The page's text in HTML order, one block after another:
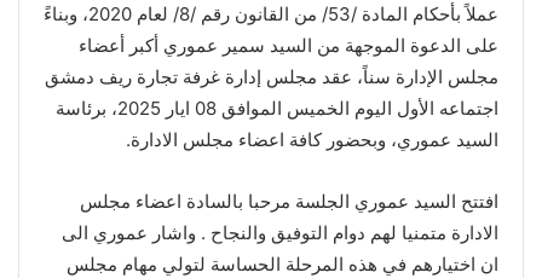
عملاً بأحكام المادة /53/ من القانون رقم /8/ لعام 2020، وبناءً
على الدعوة الموجهة من السيد سمير عموري أكبر أعضاء
مجلس الإدارة سناً، عقد مجلس إدارة غرفة تجارة ريف دمشق
اجتماعه الأول اليوم الخميس الموافق 08 ايار 2025، برئاسة
السيد عموري، وبحضور كافة اعضاء مجلس الادارة.
افتتح السيد عموري الجلسة مرحبا بالسادة اعضاء مجلس
الادارة متمنيا لهم دوام التوفيق والنجاح . واشار عموري الى
ان اختيارهم في هذه المرحلة الحساسة لتولي مهام مجلس